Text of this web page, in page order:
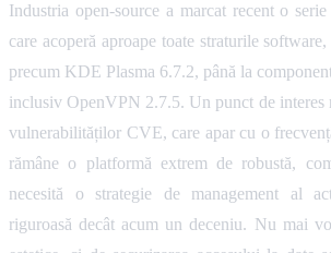
Industria open-source a marcat recent o
care acoperă aproape toate straturile
precum KDE Plasma 6.7.2, până la
inclusiv OpenVPN 2.7.5. Un punct de interes
vulnerabilităților CVE, care apar cu o
rămâne o platformă extrem de robustă,
necesită o strategie de management al
riguroasă decât acum un deceniu. Nu mai